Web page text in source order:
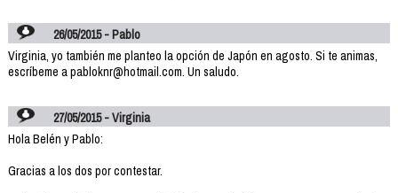
26/05/2015 - Pablo
Virginia, yo también me planteo la opción de Japón en agosto. Si te animas,
escríbeme a pabloknr@hotmail.com. Un saludo.
27/05/2015 - Virginia
Hola Belén y Pablo:
Gracias a los dos por contestar.